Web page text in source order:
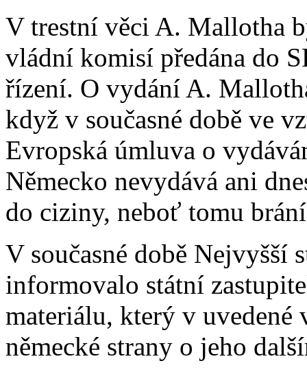
V trestní věci A. Mallotha
vládní komisí předána do
řízení. O vydání A.
když v současné době ve
Evropská úmluva o
Německo nevydává ani
do ciziny, neboť tomu
V současné době Nejvyšší
informovalo státní
materiálu, který v
německé strany o jeho